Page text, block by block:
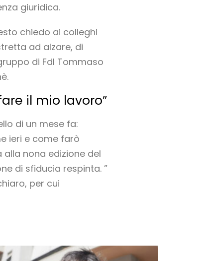
giuridica.
chiedo ai colleghi
ad alzare, di
di FdI Tommaso
il mio lavoro”
di un mese fa:
ieri e come farò
nona edizione del
di sfiducia respinta. ”
per cui